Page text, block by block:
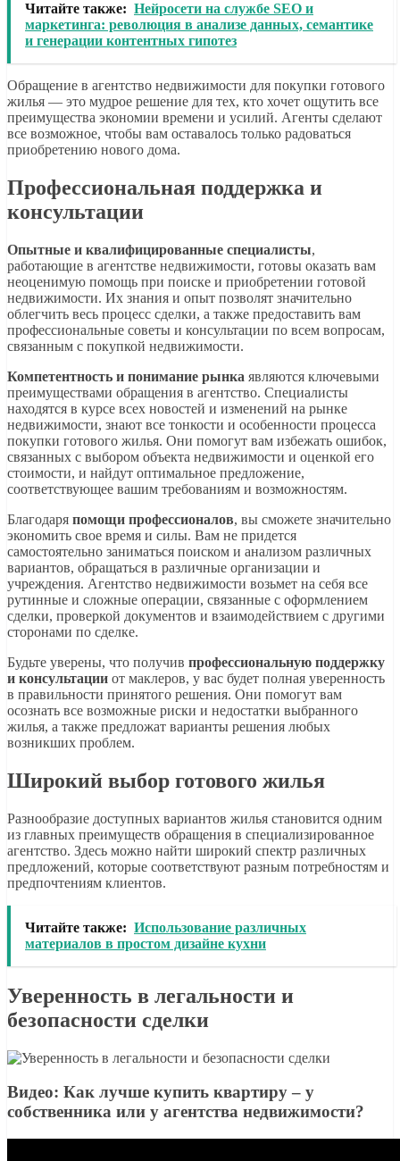
Читайте также: Нейросети на службе SEO и
маркетинга: революция в анализе данных, семантике
и генерации контентных гипотез
Обращение в агентство недвижимости для покупки готового
жилья — это мудрое решение для тех, кто хочет ощутить все
преимущества экономии времени и усилий. Агенты сделают
все возможное, чтобы вам оставалось только радоваться
приобретению нового дома.
Профессиональная поддержка и
консультации
Опытные и квалифицированные специалисты,
работающие в агентстве недвижимости, готовы оказать вам
неоценимую помощь при поиске и приобретении готовой
недвижимости. Их знания и опыт позволят значительно
облегчить весь процесс сделки, а также предоставить вам
профессиональные советы и консультации по всем вопросам,
связанным с покупкой недвижимости.
Компетентность и понимание рынка являются ключевыми
преимуществами обращения в агентство. Специалисты
находятся в курсе всех новостей и изменений на рынке
недвижимости, знают все тонкости и особенности процесса
покупки готового жилья. Они помогут вам избежать ошибок,
связанных с выбором объекта недвижимости и оценкой его
стоимости, и найдут оптимальное предложение,
соответствующее вашим требованиям и возможностям.
Благодаря помощи профессионалов, вы сможете значительно
экономить свое время и силы. Вам не придется
самостоятельно заниматься поиском и анализом различных
вариантов, обращаться в различные организации и
учреждения. Агентство недвижимости возьмет на себя все
рутинные и сложные операции, связанные с оформлением
сделки, проверкой документов и взаимодействием с другими
сторонами по сделке.
Будьте уверены, что получив профессиональную поддержку
и консультации от маклеров, у вас будет полная уверенность
в правильности принятого решения. Они помогут вам
осознать все возможные риски и недостатки выбранного
жилья, а также предложат варианты решения любых
возникших проблем.
Широкий выбор готового жилья
Разнообразие доступных вариантов жилья становится одним
из главных преимуществ обращения в специализированное
агентство. Здесь можно найти широкий спектр различных
предложений, которые соответствуют разным потребностям и
предпочтениям клиентов.
Читайте также: Использование различных
материалов в простом дизайне кухни
Уверенность в легальности и
безопасности сделки
Видео: Как лучше купить квартиру – у
собственника или у агентства недвижимости?